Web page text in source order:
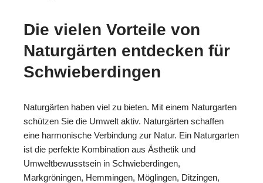
Die vielen Vorteile von
Naturgärten entdecken für
Schwieberdingen
Naturgärten haben viel zu bieten. Mit einem Naturgarten
schützen Sie die Umwelt aktiv. Naturgärten schaffen
eine harmonische Verbindung zur Natur. Ein Naturgarten
ist die perfekte Kombination aus Ästhetik und
Umweltbewusstsein in Schwieberdingen,
Markgröningen, Hemmingen, Möglingen, Ditzingen,